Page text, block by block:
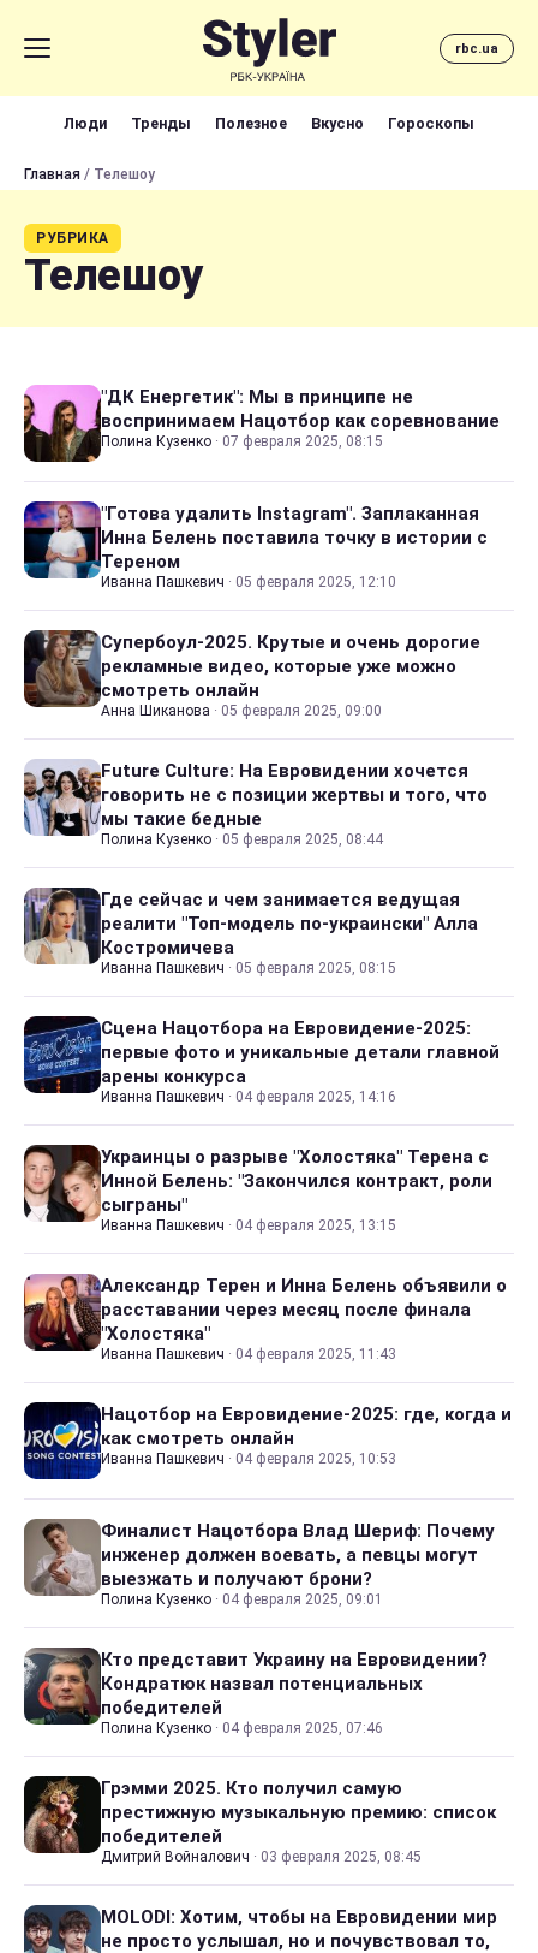
rbc.ua
Люди Тренды Полезное Вкусно Гороскопы
Главная / Телешоу
РУБРИКА
Телешоу
"ДК Енергетик": Мы в принципе не
воспринимаем Нацотбор как соревнование
Полина Кузенко · 07 февраля 2025, 08:15
"Готова удалить Instagram". Заплаканная
Инна Белень поставила точку в истории с
Тереном
Иванна Пашкевич · 05 февраля 2025, 12:10
Супербоул-2025. Крутые и очень дорогие
рекламные видео, которые уже можно
смотреть онлайн
Анна Шиканова · 05 февраля 2025, 09:00
Future Culture: На Евровидении хочется
говорить не с позиции жертвы и того, что
мы такие бедные
Полина Кузенко · 05 февраля 2025, 08:44
Где сейчас и чем занимается ведущая
реалити "Топ-модель по-украински" Алла
Костромичева
Иванна Пашкевич · 05 февраля 2025, 08:15
Сцена Нацотбора на Евровидение-2025:
первые фото и уникальные детали главной
арены конкурса
Иванна Пашкевич · 04 февраля 2025, 14:16
Украинцы о разрыве "Холостяка" Терена с
Инной Белень: "Закончился контракт, роли
сыграны"
Иванна Пашкевич · 04 февраля 2025, 13:15
Александр Терен и Инна Белень объявили о
расставании через месяц после финала
"Холостяка"
Иванна Пашкевич · 04 февраля 2025, 11:43
Нацотбор на Евровидение-2025: где, когда и
как смотреть онлайн
Иванна Пашкевич · 04 февраля 2025, 10:53
Финалист Нацотбора Влад Шериф: Почему
инженер должен воевать, а певцы могут
выезжать и получают брони?
Полина Кузенко · 04 февраля 2025, 09:01
Кто представит Украину на Евровидении?
Кондратюк назвал потенциальных
победителей
Полина Кузенко · 04 февраля 2025, 07:46
Грэмми 2025. Кто получил самую
престижную музыкальную премию: список
победителей
Дмитрий Войналович · 03 февраля 2025, 08:45
MOLODI: Хотим, чтобы на Евровидении мир
не просто услышал, но и почувствовал то,